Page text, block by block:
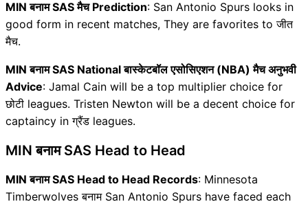
MIN बनाम SAS मैच Prediction: San Antonio Spurs looks in
good form in recent matches, They are favorites to जीत
मैच.
MIN बनाम SAS National बास्केटबॉल एसोसिएशन (NBA) मैच अनुभवी
Advice: Jamal Cain will be a top multiplier choice for
छोटी leagues. Tristen Newton will be a decent choice for
captaincy in ग्रैंड leagues.
MIN बनाम SAS Head to Head
MIN बनाम SAS Head to Head Records: Minnesota
Timberwolves बनाम San Antonio Spurs have faced each